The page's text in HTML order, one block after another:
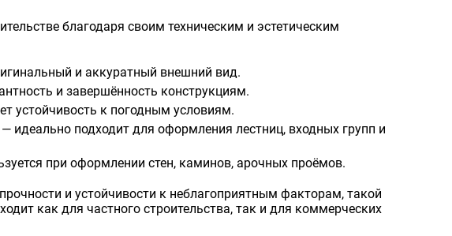
благодаря своим техническим и эстетическим
и аккуратный внешний вид.
и завершённость конструкциям.
устойчивость к погодным условиям.
идеально подходит для оформления лестниц, входных групп и
при оформлении стен, каминов, арочных проёмов.
и устойчивости к неблагоприятным факторам, такой
как для частного строительства, так и для коммерческих